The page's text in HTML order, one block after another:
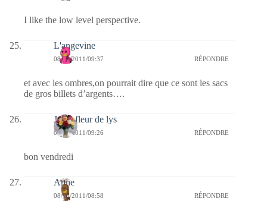
I like the low level perspective.
L'angevine
08/10/2011/09:37 RÉPONDRE
et avec les ombres,on pourrait dire que ce sont les sacs
de gros billets d’argents….
Jaffy-fleur de lys
08/10/2011/09:26 RÉPONDRE
bon vendredi
Anne
08/10/2011/08:58 RÉPONDRE